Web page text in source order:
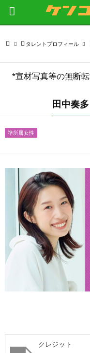
タレントプロフィール
*宣材写真等の無断
田中奏
準所属女性
クレジット